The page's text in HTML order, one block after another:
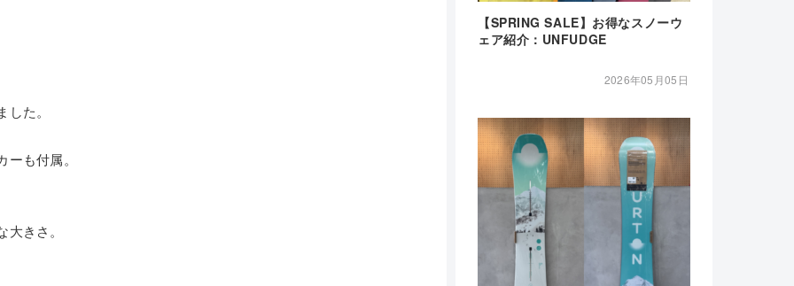
た。
も付属。
きさ。
【SPRING SALE】お得なスノーウ
ェア紹介：UNFUDGE
2026年05月05日